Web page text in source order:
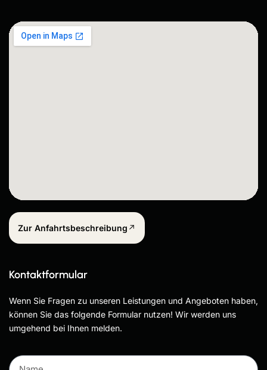
Zur Anfahrtsbeschreibung
Kontaktformular
Wenn Sie Fragen zu unseren Leistungen und Angeboten haben,
können Sie das folgende Formular nutzen! Wir werden uns
umgehend bei Ihnen melden.